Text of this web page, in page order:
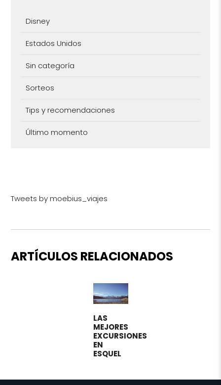
Disney
Estados Unidos
Sin categoría
Sorteos
Tips y recomendaciones
Último momento
Tweets by moebius_viajes
ARTÍCULOS RELACIONADOS
LAS
MEJORES
EXCURSIONES
EN
ESQUEL